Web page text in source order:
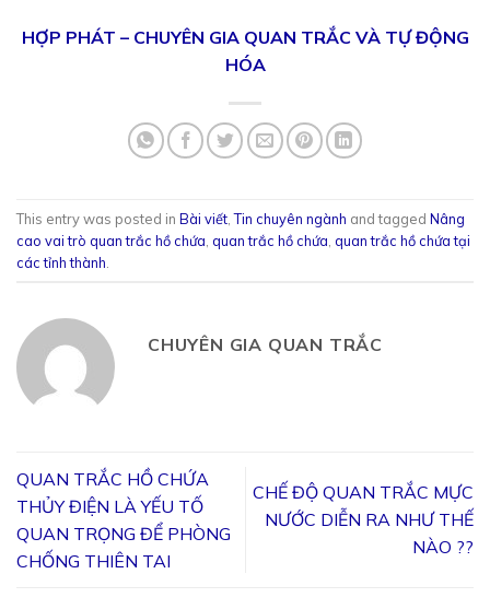
HỢP PHÁT – CHUYÊN GIA QUAN TRẮC VÀ TỰ ĐỘNG
HÓA
This entry was posted in Bài viết ,Tin chuyên ngành and tagged Nâng
cao vai trò quan trắc hồ chứa quan trắc hồ chứa quan trắc hồ chứa tại
các tỉnh thành
CHUYÊN GIA QUAN TRẮC
QUAN TRẮC HỒ CHỨA
THỦY ĐIỆN LÀ YẾU TỐ
QUAN TRỌNG ĐỂ PHÒNG
CHỐNG THIÊN TAI
CHẾ ĐỘ QUAN TRẮC MỰC
NƯỚC DIỄN RA NHƯ THẾ
NÀO ??